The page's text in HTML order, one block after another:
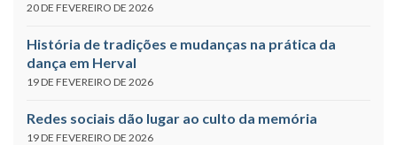
20 DE FEVEREIRO DE 2026
História de tradições e mudanças na prática da
dança em Herval
19 DE FEVEREIRO DE 2026
Redes sociais dão lugar ao culto da memória
19 DE FEVEREIRO DE 2026